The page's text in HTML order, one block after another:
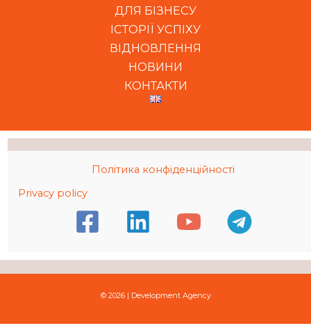
ДЛЯ БІЗНЕСУ
ІСТОРІЇ УСПІХУ
ВІДНОВЛЕННЯ
НОВИНИ
КОНТАКТИ
Політика конфіденційності
Privacy policy
© 2026 | Development Agency